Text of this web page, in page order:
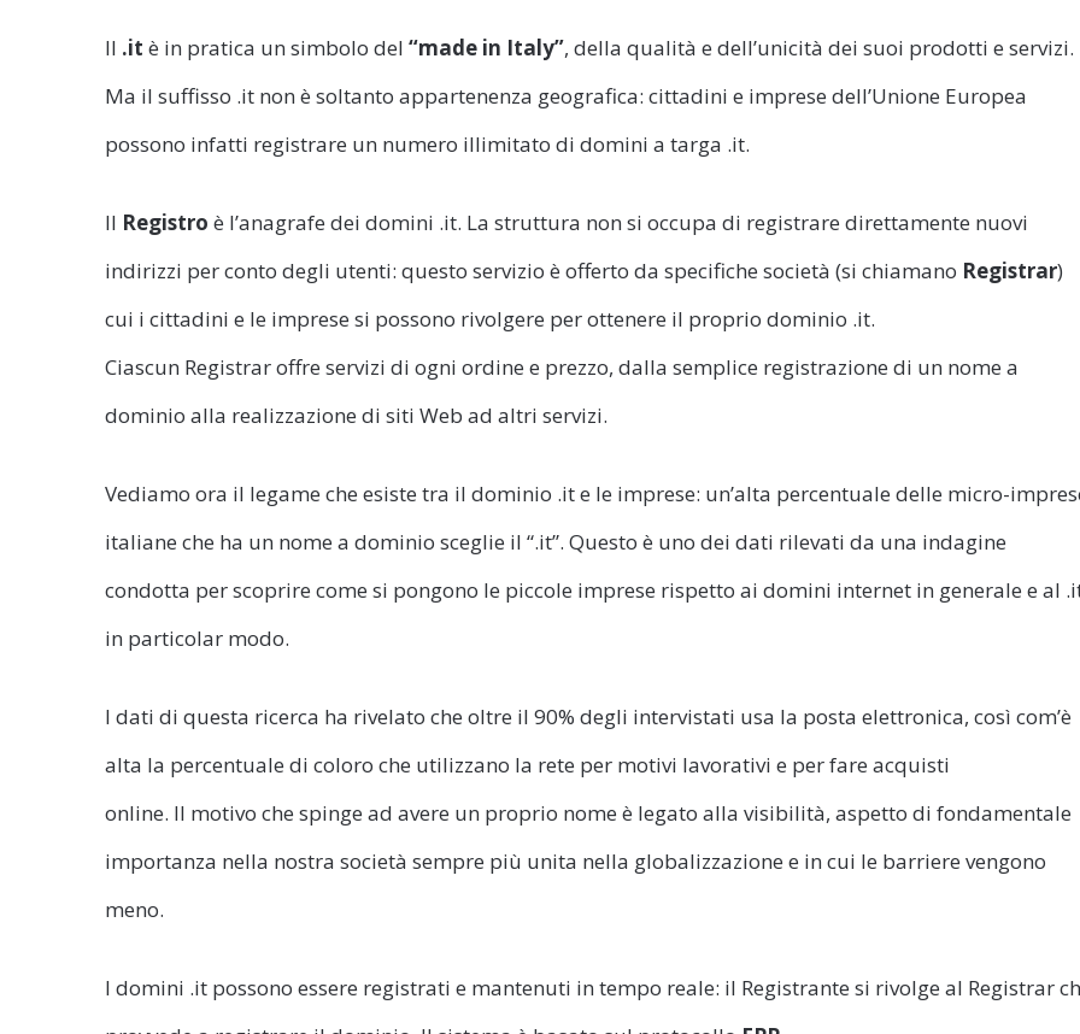
Il .it è in pratica un simbolo del “made in Italy”, della qualità e dell’unicità dei suoi prodotti e servizi.
Ma il suffisso .it non è soltanto appartenenza geografica: cittadini e imprese dell’Unione Europea
possono infatti registrare un numero illimitato di domini a targa .it.
Il Registro è l’anagrafe dei domini .it. La struttura non si occupa di registrare direttamente nuovi
indirizzi per conto degli utenti: questo servizio è offerto da specifiche società (si chiamano Registrar)
cui i cittadini e le imprese si possono rivolgere per ottenere il proprio dominio .it.
Ciascun Registrar offre servizi di ogni ordine e prezzo, dalla semplice registrazione di un nome a
dominio alla realizzazione di siti Web ad altri servizi.
Vediamo ora il legame che esiste tra il dominio .it e le imprese: un’alta percentuale delle micro-
italiane che ha un nome a dominio sceglie il “.it”. Questo è uno dei dati rilevati da una indagine
condotta per scoprire come si pongono le piccole imprese rispetto ai domini internet in generale e al
in particolar modo.
I dati di questa ricerca ha rivelato che oltre il 90% degli intervistati usa la posta elettronica, così com’è
alta la percentuale di coloro che utilizzano la rete per motivi lavorativi e per fare acquisti
online. Il motivo che spinge ad avere un proprio nome è legato alla visibilità, aspetto di fondamentale
importanza nella nostra società sempre più unita nella globalizzazione e in cui le barriere vengono
meno.
I domini .it possono essere registrati e mantenuti in tempo reale: il Registrante si rivolge al Registrar